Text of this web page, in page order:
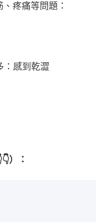
疼痛等問題：
：感到乾澀
）：